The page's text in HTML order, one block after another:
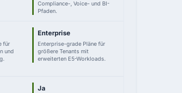
Compliance-, Voice- und BI-
Pfaden.
für
und
Enterprise
Enterprise-grade Pläne für
größere Tenants mit
erweiterten E5-Workloads.
Ja